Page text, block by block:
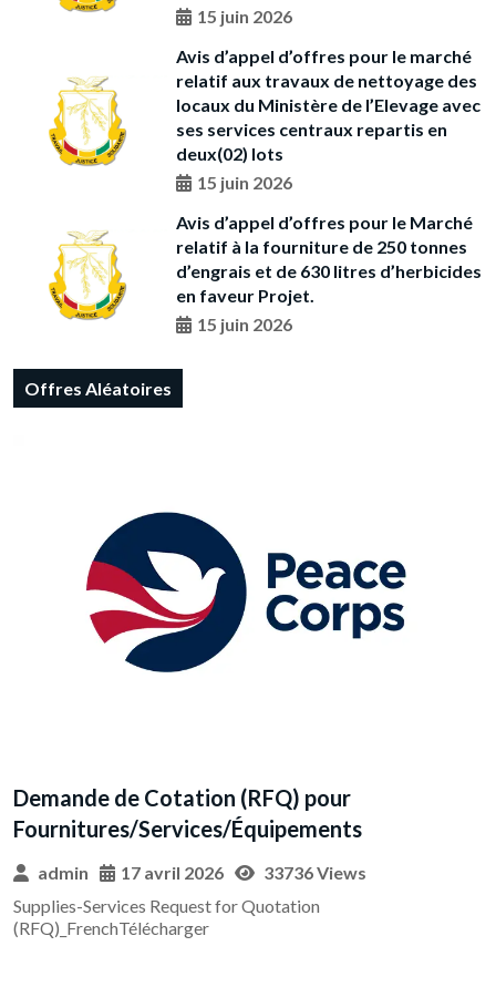
15 juin 2026
Avis d’appel d’offres pour le marché
relatif aux travaux de nettoyage des
locaux du Ministère de l’Elevage avec
ses services centraux repartis en
deux(02) lots
15 juin 2026
Avis d’appel d’offres pour le Marché
relatif à la fourniture de 250 tonnes
d’engrais et de 630 litres d’herbicides
en faveur Projet.
15 juin 2026
Offres Aléatoires
Marché public de fournitures relatif à “Accord-